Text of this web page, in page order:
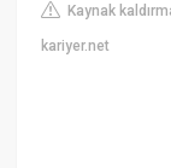
Kaynak
kariyer.net